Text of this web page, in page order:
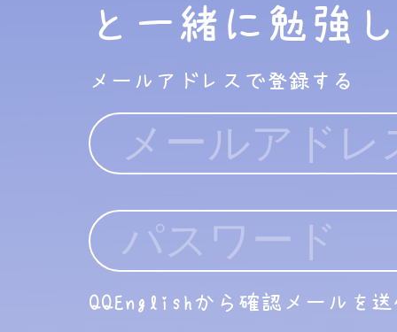
と一緒に勉強
メールアドレスで登録する
QQEnglishから確認メールを送